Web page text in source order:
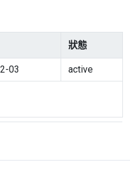
狀態
03 active